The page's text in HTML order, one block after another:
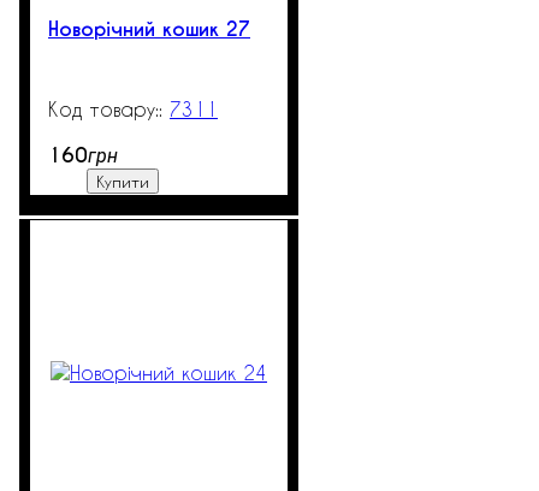
Новорічний кошик 27
7311
160грн
Купити